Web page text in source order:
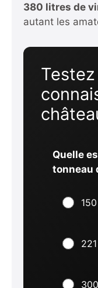
380 litres de
autant les
Quelle
tonneau